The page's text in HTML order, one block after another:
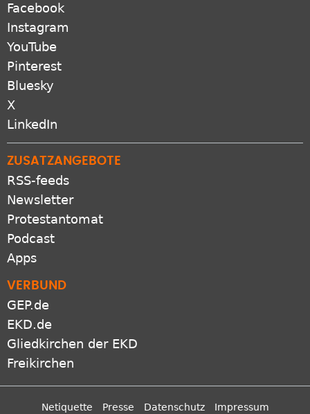
Facebook
Instagram
YouTube
Pinterest
Bluesky
X
LinkedIn
ZUSATZANGEBOTE
RSS-feeds
Newsletter
Protestantomat
Podcast
Apps
VERBUND
GEP.de
EKD.de
Gliedkirchen der EKD
Freikirchen
Netiquette Presse Datenschutz Impressum